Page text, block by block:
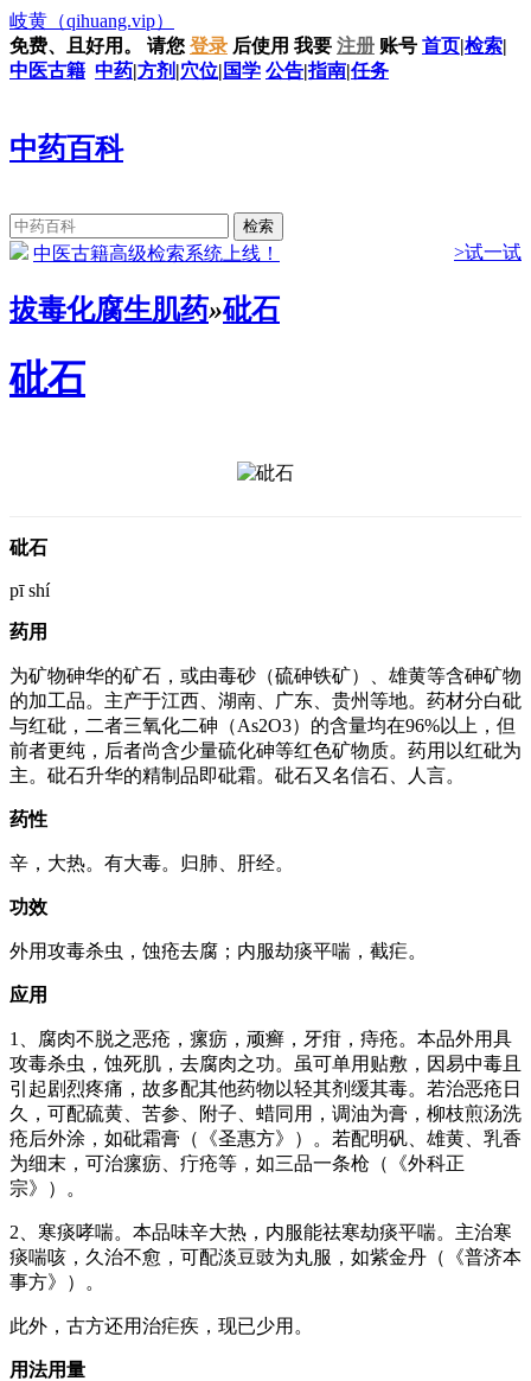
岐黄 （qihuang.vip）
免费、且好用。
请您 登录 后使用 我要 注册 账号 首页|检索|
中医古籍 中药|方剂 |穴位| 国学 公告|指南|任务
中药百科
中医古籍高级检索系统上线！ >试一试
拔毒化腐生肌药»砒石
砒石
砒石
pī shí
药用
为矿物砷华的矿石，或由毒砂（硫砷铁矿）、雄黄等含砷矿物
的加工品。主产于江西、湖南、广东、贵州等地。药材分白砒
与红砒，二者三氧化二砷（As2O3）的含量均在96%以上，但
前者更纯，后者尚含少量硫化砷等红色矿物质。药用以红砒为
主。砒石升华的精制品即砒霜。砒石又名信石、人言。
药性
辛，大热。有大毒。归肺、肝经。
功效
外用攻毒杀虫，蚀疮去腐；内服劫痰平喘，截疟。
应用
1、腐肉不脱之恶疮，瘰疬，顽癣，牙疳，痔疮。本品外用具
攻毒杀虫，蚀死肌，去腐肉之功。虽可单用贴敷，因易中毒且
引起剧烈疼痛，故多配其他药物以轻其剂缓其毒。若治恶疮日
久，可配硫黄、苦参、附子、蜡同用，调油为膏，柳枝煎汤洗
疮后外涂，如砒霜膏（《圣惠方》）。若配明矾、雄黄、乳香
为细末，可治瘰疬、疔疮等，如三品一条枪（《外科正
宗》）。
2、寒痰哮喘。本品味辛大热，内服能祛寒劫痰平喘。主治寒
痰喘咳，久治不愈，可配淡豆豉为丸服，如紫金丹（《普济本
事方》）。
此外，古方还用治疟疾，现已少用。
用法用量